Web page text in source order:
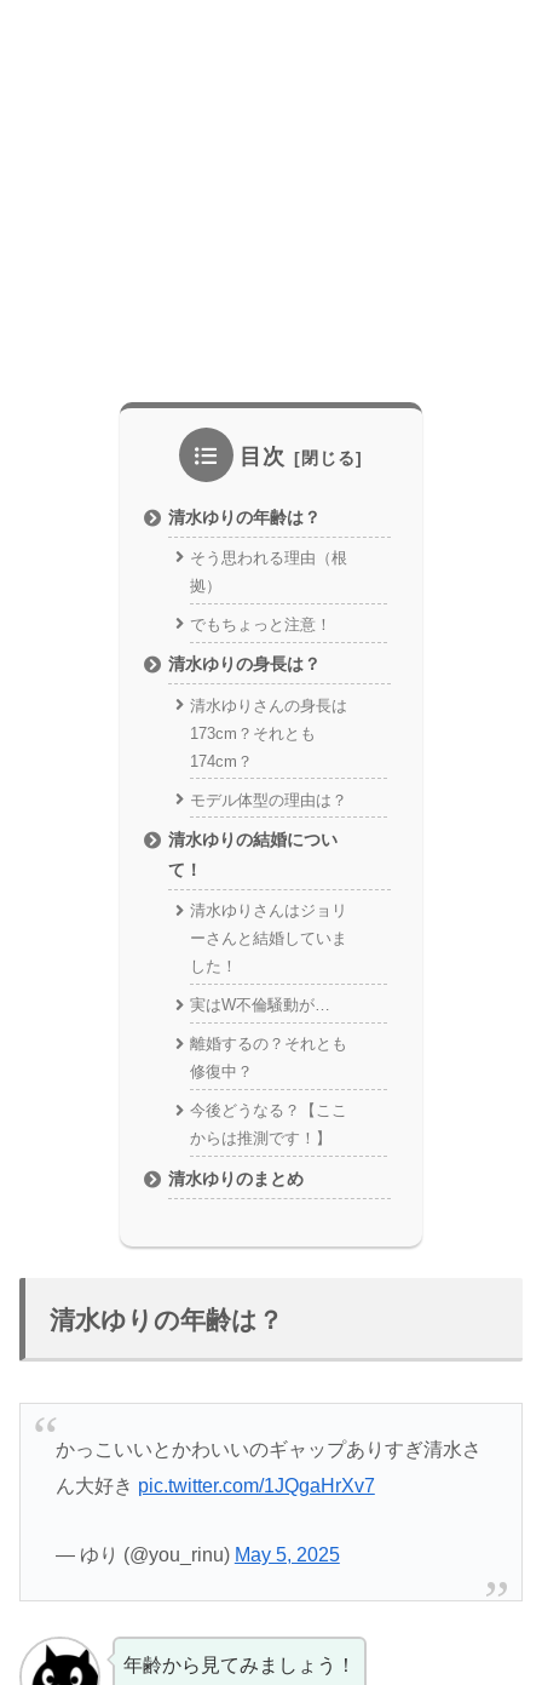
目次
清水ゆりの年齢は？
そう思われる理由（根
拠）
でもちょっと注意！
清水ゆりの身長は？
清水ゆりさんの身長は
173cm？それとも
174cm？
モデル体型の理由は？
清水ゆりの結婚につい
て！
清水ゆりさんはジョリ
ーさんと結婚していま
した！
実はW不倫騒動が…
離婚するの？それとも
修復中？
今後どうなる？【ここ
からは推測です！】
清水ゆりのまとめ
清水ゆりの年齢は？
かっこいいとかわいいのギャップありすぎ清水さ
ん大好き pic.twitter.com/1JQgaHrXv7
— ゆり (@you_rinu) May 5, 2025
年齢から見てみましょう！